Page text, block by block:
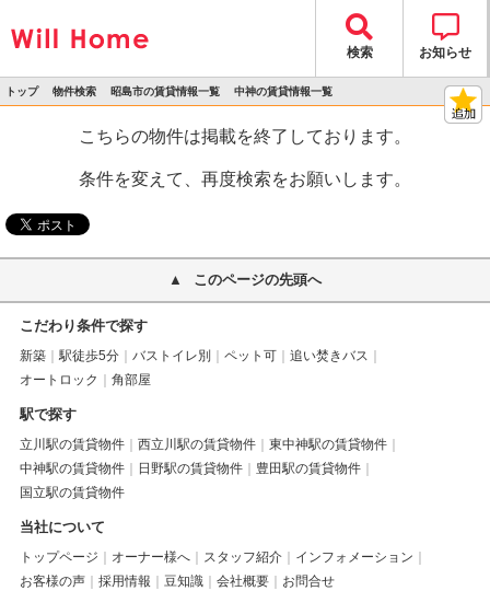
検索 お知らせ
トップ 物件検索 昭島市の賃貸情報一覧 中神の賃貸情報一覧
こちらの物件は掲載を終了しております。
条件を変えて、再度検索をお願いします。
このページの先頭へ
こだわり条件で探す
新築 駅徒歩5分 バストイレ別 ペット可
追い焚きバス
オートロック
角部屋
駅で探す
立川駅の賃貸物件 西立川駅の賃貸物件
東中神駅の賃貸物件
中神駅の賃貸物件
日野駅の賃貸物件
豊田駅の賃貸物件
国立駅の賃貸物件
当社について
トップページ オーナー様へ スタッフ紹介
インフォメーション
お客様の声
採用情報 豆知識 会社概要 お問合せ